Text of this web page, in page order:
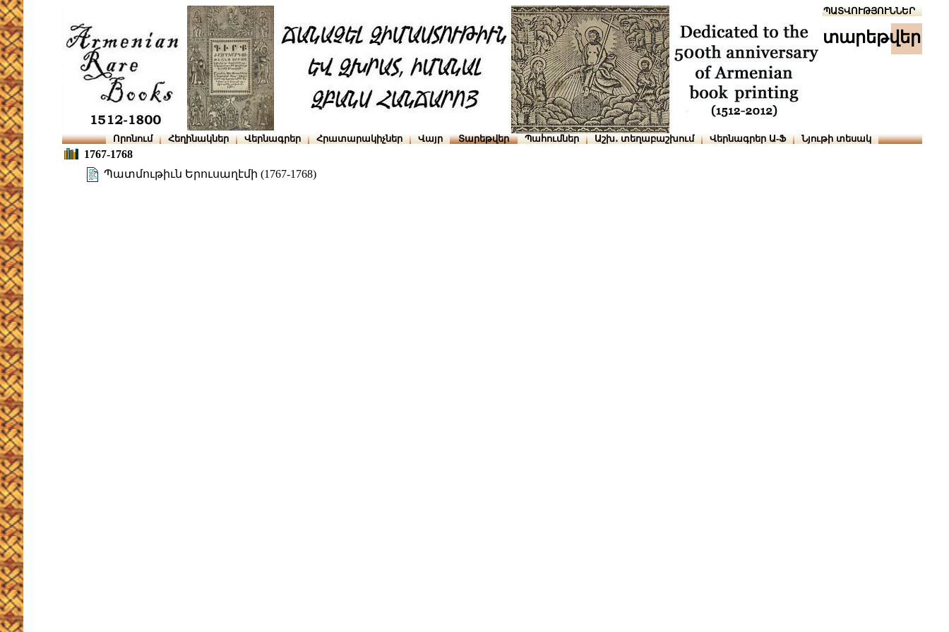
ՆԱԽԱՊԱՏՎՈՒԹՅՈՒՆՆԵՐ
տարեթվեր
Որոնում Հեղինակներ Վերնագրեր Հրատարակիչներ Վայր Տարեթվեր Պահումներ Աշխ․ տեղաբաշխում Վերնագրեր Ա-Ֆ Նյութի տեսակ
1767-1768
Պատմութիւն Երուսաղէմի (1767-1768)